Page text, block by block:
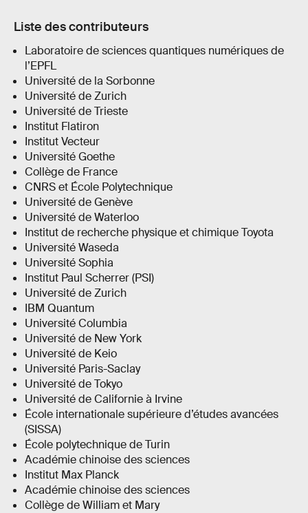
Liste des contributeurs
Laboratoire de sciences quantiques numériques de
l’EPFL
Université de la Sorbonne
Université de Zurich
Université de Trieste
Institut Flatiron
Institut Vecteur
Université Goethe
Collège de France
CNRS et École Polytechnique
Université de Genève
Université de Waterloo
Institut de recherche physique et chimique Toyota
Université Waseda
Université Sophia
Institut Paul Scherrer (PSI)
Université de Zurich
IBM Quantum
Université Columbia
Université de New York
Université de Keio
Université Paris-Saclay
Université de Tokyo
Université de Californie à Irvine
École internationale supérieure d’études avancées
(SISSA)
École polytechnique de Turin
Académie chinoise des sciences
Institut Max Planck
Académie chinoise des sciences
Collège de William et Mary